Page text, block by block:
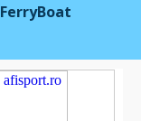
FerryBoat